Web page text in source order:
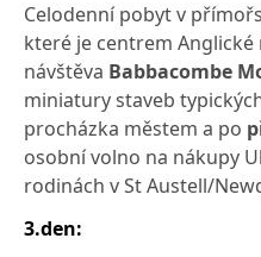
Celodenní pobyt v
které je centrem
návštěva Babbacombe
miniatury staveb
procházka městem a po
osobní volno na nákupy
rodinách v St Austell/
3.den: